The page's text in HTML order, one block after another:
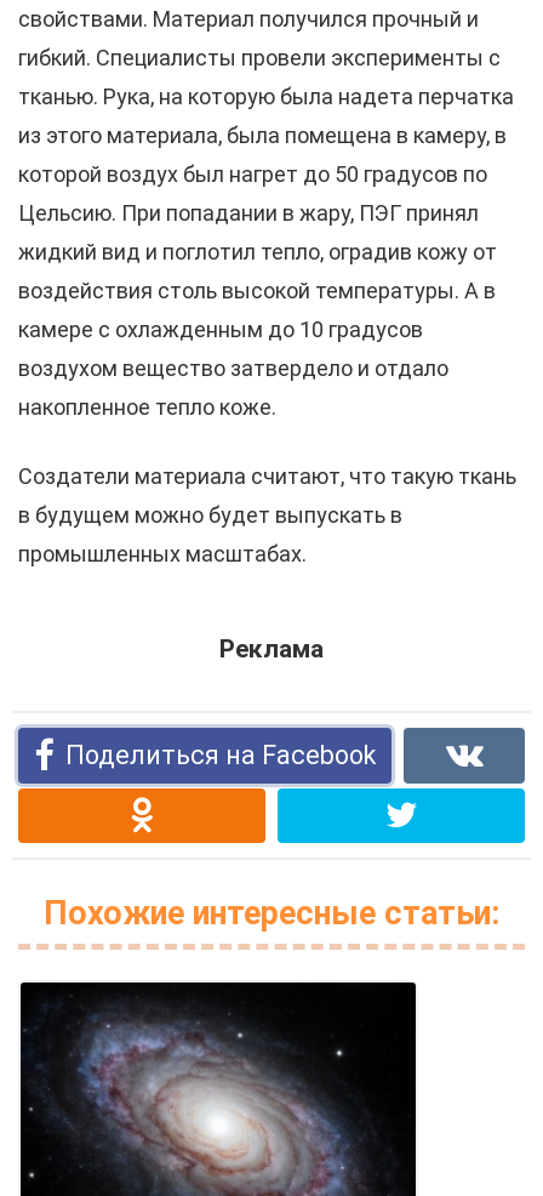
свойствами. Материал получился прочный и
гибкий. Специалисты провели эксперименты с
тканью. Рука, на которую была надета перчатка
из этого материала, была помещена в камеру, в
которой воздух был нагрет до 50 градусов по
Цельсию. При попадании в жару, ПЭГ принял
жидкий вид и поглотил тепло, оградив кожу от
воздействия столь высокой температуры. А в
камере с охлажденным до 10 градусов
воздухом вещество затвердело и отдало
накопленное тепло коже.
Создатели материала считают, что такую ткань
в будущем можно будет выпускать в
промышленных масштабах.
Реклама
Поделиться на Facebook
Похожие интересные статьи: